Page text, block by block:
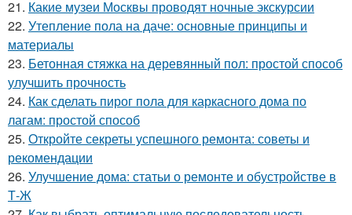
21. Какие музеи Москвы проводят ночные экскурсии
22. Утепление пола на даче: основные принципы и
материалы
23. Бетонная стяжка на деревянный пол: простой способ
улучшить прочность
24. Как сделать пирог пола для каркасного дома по
лагам: простой способ
25. Откройте секреты успешного ремонта: советы и
рекомендации
26. Улучшение дома: статьи о ремонте и обустройстве в
Т-Ж